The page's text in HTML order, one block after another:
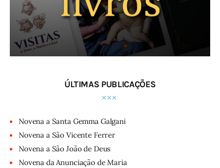
ÚLTIMAS PUBLICAÇÕES
Novena a Santa Gemma Galgani
Novena a São Vicente Ferrer
Novena a São João de Deus
Novena da Anunciação de Maria